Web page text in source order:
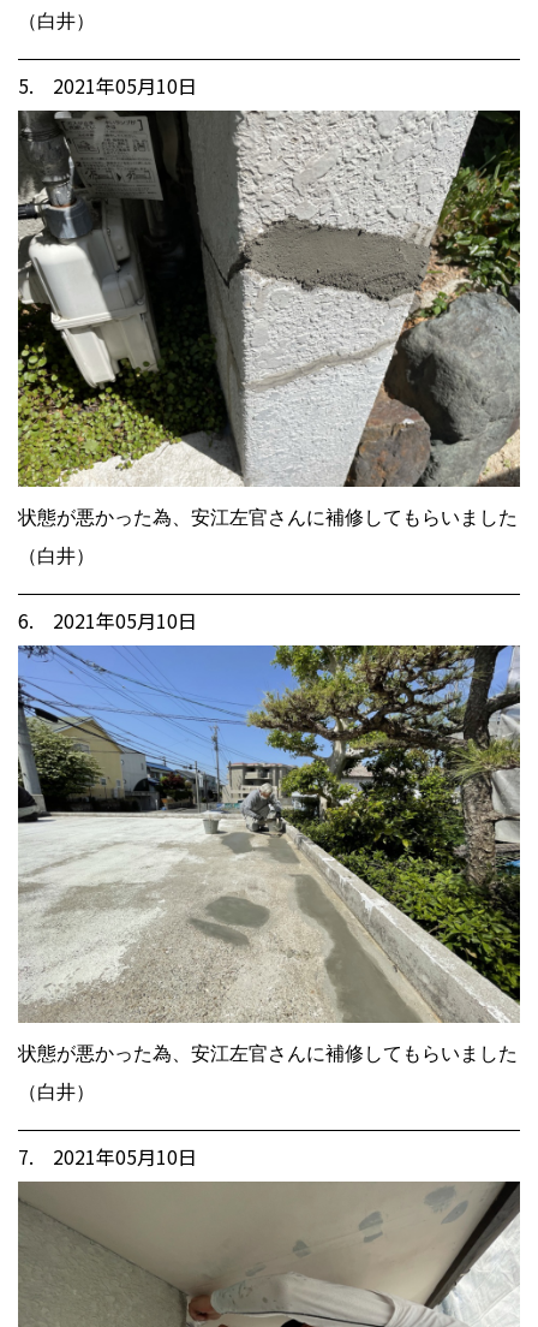
（白井）
5. 2021年05月10日
状態が悪かった為、安江左官さんに補修してもらいました
（白井）
6. 2021年05月10日
状態が悪かった為、安江左官さんに補修してもらいました
（白井）
7. 2021年05月10日